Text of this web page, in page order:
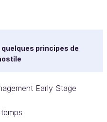
principes de
Early Stage
et
à ces questions !
de leur espace ?